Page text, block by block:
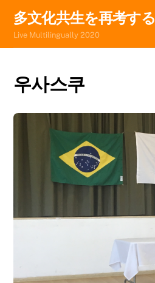
content
多文化共生を再考する
Live Multilingually 2020
우사스쿠